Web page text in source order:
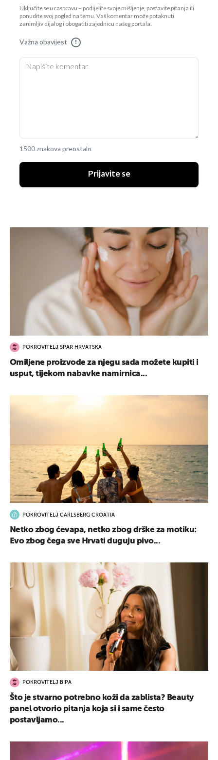
Uključite se u raspravu – podijelite svoje mišljenje, postavite pitanja ili
ponudite svoj pogled na temu. Vaš komentar može potaknuti
zanimljiv dijalog i obogatiti zajednicu našeg portala.
Važna obavijest !
1500 znakova preostalo
Prijavite se
POKROVITELJ SPAR HRVATSKA
Omiljene proizvode za njegu sada možete kupiti i
usput, tijekom nabavke namirnica...
POKROVITELJ CARLSBERG CROATIA
Netko zbog ćevapa, netko zbog drške za motiku:
Evo zbog čega sve Hrvati duguju pivo...
POKROVITELJ BIPA
Što je stvarno potrebno koži da zablista? Beauty
panel otvorio pitanja koja si i same često
postavljamo...